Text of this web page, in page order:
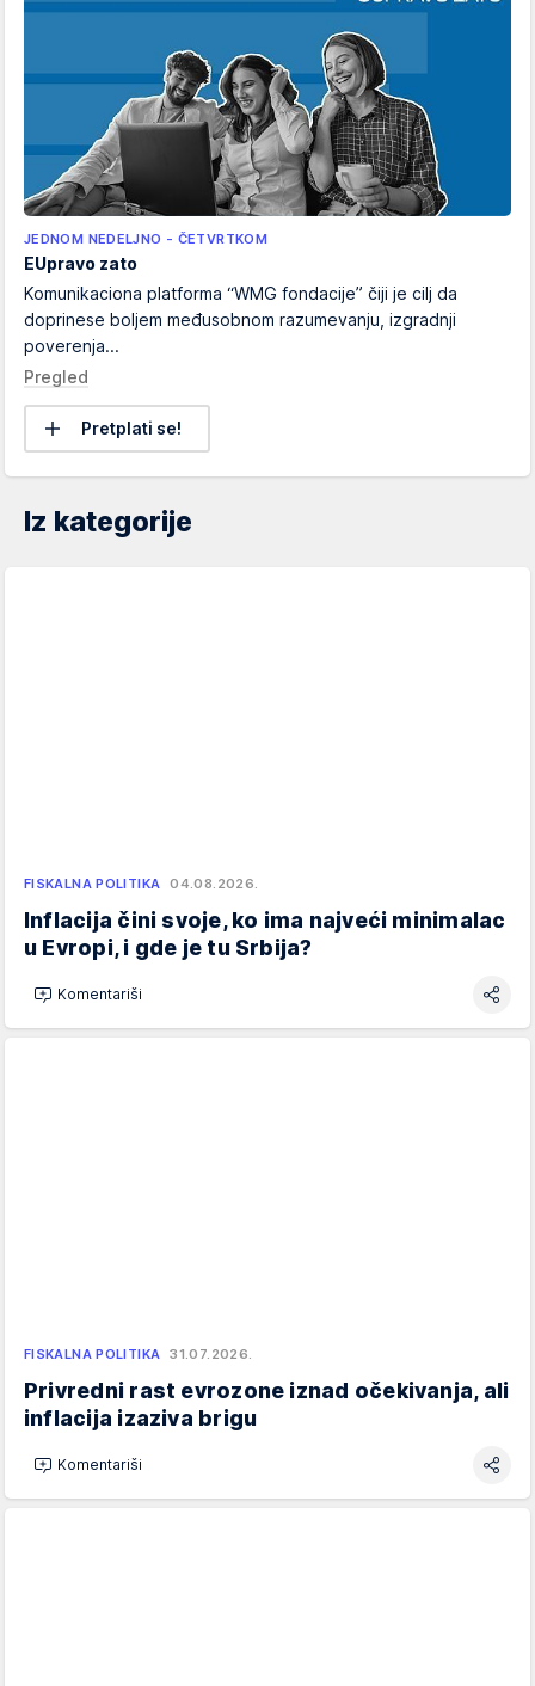
JEDNOM NEDELJNO - ČETVRTKOM
EUpravo zato
Komunikaciona platforma “WMG fondacije” čiji je cilj da
doprinese boljem međusobnom razumevanju, izgradnji
poverenja...
Pregled
Pretplati se!
Iz kategorije
FISKALNA POLITIKA 04.08.2026.
Inflacija čini svoje, ko ima najveći minimalac
u Evropi, i gde je tu Srbija?
Komentariši
FISKALNA POLITIKA 31.07.2026.
Privredni rast evrozone iznad očekivanja, ali
inflacija izaziva brigu
Komentariši